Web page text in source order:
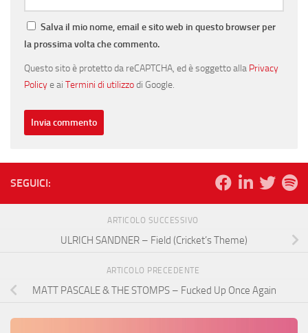
Salva il mio nome, email e sito web in questo browser per
la prossima volta che commento.
Questo sito è protetto da reCAPTCHA, ed è soggetto alla Privacy
Policye ai Termini di utilizzodi Google.
SEGUICI:
ARTICOLO SUCCESSIVO
ULRICH SANDNER – Field (Cricket’s Theme)
ARTICOLO PRECEDENTE
MATT PASCALE & THE STOMPS – Fucked Up Once Again